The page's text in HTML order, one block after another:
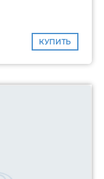
КУПИТЬ